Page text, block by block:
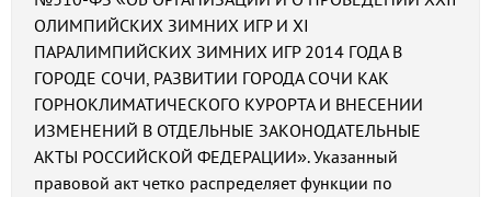
ОЛИМПИЙСКИХ ЗИМНИХ ИГР И XI
ПАРАЛИМПИЙСКИХ ЗИМНИХ ИГР 2014 ГОДА В
ГОРОДЕ СОЧИ, РАЗВИТИИ ГОРОДА СОЧИ КАК
ГОРНОКЛИМАТИЧЕСКОГО КУРОРТА И ВНЕСЕНИИ
ИЗМЕНЕНИЙ В ОТДЕЛЬНЫЕ ЗАКОНОДАТЕЛЬНЫЕ
АКТЫ РОССИЙСКОЙ ФЕДЕРАЦИИ». Указанный
правовой акт четко распределяет функции по